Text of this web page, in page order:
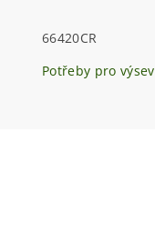
66420CR
Potřeby pro výsev